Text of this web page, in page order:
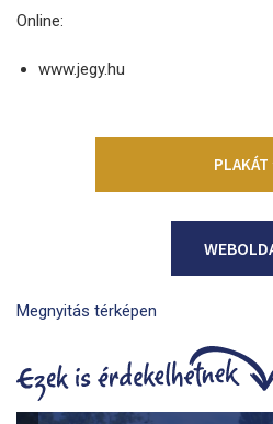
Online:
www.jegy.hu
PLAKÁT
Megnyitás térképen